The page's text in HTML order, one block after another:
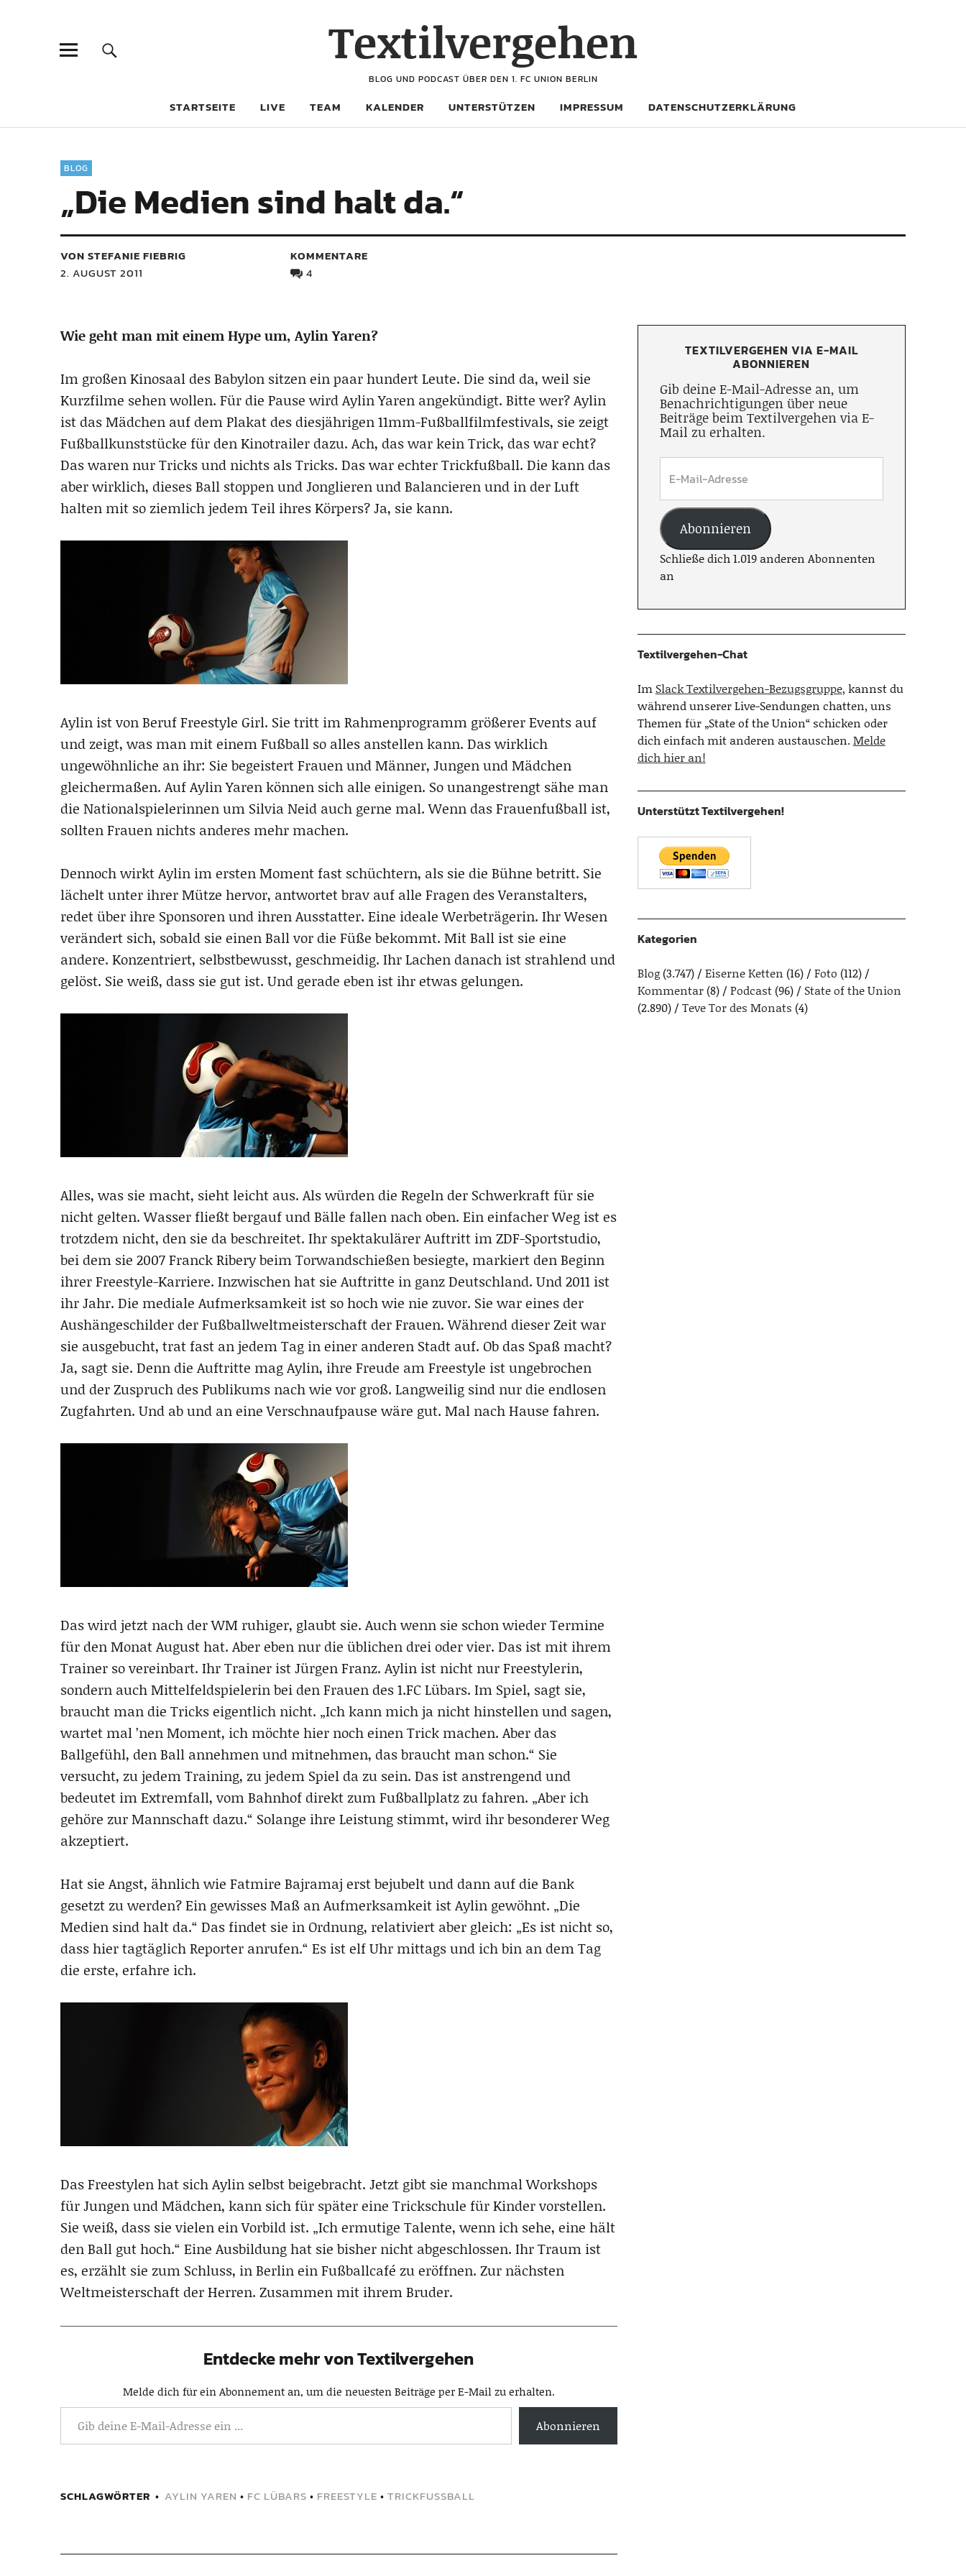
Textilvergehen
BLOG UND PODCAST ÜBER DEN 1. FC UNION BERLIN
STARTSEITE LIVE TEAM KALENDER UNTERSTÜTZEN IMPRESSUM DATENSCHUTZERKLÄRUNG
BLOG
„Die Medien sind halt da.“
VON STEFANIE FIEBRIG
2. AUGUST 2011
KOMMENTARE
4
Wie geht man mit einem Hype um, Aylin Yaren?
Im großen Kinosaal des Babylon sitzen ein paar hundert Leute. Die sind da, weil sie
Kurzfilme sehen wollen. Für die Pause wird Aylin Yaren angekündigt. Bitte wer? Aylin
ist das Mädchen auf dem Plakat des diesjährigen 11mm-Fußballfilmfestivals, sie zeigt
Fußballkunststücke für den Kinotrailer dazu. Ach, das war kein Trick, das war echt?
Das waren nur Tricks und nichts als Tricks. Das war echter Trickfußball. Die kann das
aber wirklich, dieses Ball stoppen und Jonglieren und Balancieren und in der Luft
halten mit so ziemlich jedem Teil ihres Körpers? Ja, sie kann.
Aylin ist von Beruf Freestyle Girl. Sie tritt im Rahmenprogramm größerer Events auf
und zeigt, was man mit einem Fußball so alles anstellen kann. Das wirklich
ungewöhnliche an ihr: Sie begeistert Frauen und Männer, Jungen und Mädchen
gleichermaßen. Auf Aylin Yaren können sich alle einigen. So unangestrengt sähe man
die Nationalspielerinnen um Silvia Neid auch gerne mal. Wenn das Frauenfußball ist,
sollten Frauen nichts anderes mehr machen.
Dennoch wirkt Aylin im ersten Moment fast schüchtern, als sie die Bühne betritt. Sie
lächelt unter ihrer Mütze hervor, antwortet brav auf alle Fragen des Veranstalters,
redet über ihre Sponsoren und ihren Ausstatter. Eine ideale Werbeträgerin. Ihr Wesen
verändert sich, sobald sie einen Ball vor die Füße bekommt. Mit Ball ist sie eine
andere. Konzentriert, selbstbewusst, geschmeidig. Ihr Lachen danach ist strahlend und
gelöst. Sie weiß, dass sie gut ist. Und gerade eben ist ihr etwas gelungen.
Alles, was sie macht, sieht leicht aus. Als würden die Regeln der Schwerkraft für sie
nicht gelten. Wasser fließt bergauf und Bälle fallen nach oben. Ein einfacher Weg ist es
trotzdem nicht, den sie da beschreitet. Ihr spektakulärer Auftritt im ZDF-Sportstudio,
bei dem sie 2007 Franck Ribery beim Torwandschießen besiegte, markiert den Beginn
ihrer Freestyle-Karriere. Inzwischen hat sie Auftritte in ganz Deutschland. Und 2011 ist
ihr Jahr. Die mediale Aufmerksamkeit ist so hoch wie nie zuvor. Sie war eines der
Aushängeschilder der Fußballweltmeisterschaft der Frauen. Während dieser Zeit war
sie ausgebucht, trat fast an jedem Tag in einer anderen Stadt auf. Ob das Spaß macht?
Ja, sagt sie. Denn die Auftritte mag Aylin, ihre Freude am Freestyle ist ungebrochen
und der Zuspruch des Publikums nach wie vor groß. Langweilig sind nur die endlosen
Zugfahrten. Und ab und an eine Verschnaufpause wäre gut. Mal nach Hause fahren.
Das wird jetzt nach der WM ruhiger, glaubt sie. Auch wenn sie schon wieder Termine
für den Monat August hat. Aber eben nur die üblichen drei oder vier. Das ist mit ihrem
Trainer so vereinbart. Ihr Trainer ist Jürgen Franz. Aylin ist nicht nur Freestylerin,
sondern auch Mittelfeldspielerin bei den Frauen des 1.FC Lübars. Im Spiel, sagt sie,
braucht man die Tricks eigentlich nicht. „Ich kann mich ja nicht hinstellen und sagen,
wartet mal ’nen Moment, ich möchte hier noch einen Trick machen. Aber das
Ballgefühl, den Ball annehmen und mitnehmen, das braucht man schon.“ Sie
versucht, zu jedem Training, zu jedem Spiel da zu sein. Das ist anstrengend und
bedeutet im Extremfall, vom Bahnhof direkt zum Fußballplatz zu fahren. „Aber ich
gehöre zur Mannschaft dazu.“ Solange ihre Leistung stimmt, wird ihr besonderer Weg
akzeptiert.
Hat sie Angst, ähnlich wie Fatmire Bajramaj erst bejubelt und dann auf die Bank
gesetzt zu werden? Ein gewisses Maß an Aufmerksamkeit ist Aylin gewöhnt. „Die
Medien sind halt da.“ Das findet sie in Ordnung, relativiert aber gleich: „Es ist nicht so,
dass hier tagtäglich Reporter anrufen.“ Es ist elf Uhr mittags und ich bin an dem Tag
die erste, erfahre ich.
Das Freestylen hat sich Aylin selbst beigebracht. Jetzt gibt sie manchmal Workshops
für Jungen und Mädchen, kann sich für später eine Trickschule für Kinder vorstellen.
Sie weiß, dass sie vielen ein Vorbild ist. „Ich ermutige Talente, wenn ich sehe, eine hält
den Ball gut hoch.“ Eine Ausbildung hat sie bisher nicht abgeschlossen. Ihr Traum ist
es, erzählt sie zum Schluss, in Berlin ein Fußballcafé zu eröffnen. Zur nächsten
Weltmeisterschaft der Herren. Zusammen mit ihrem Bruder.
Entdecke mehr von Textilvergehen
Melde dich für ein Abonnement an, um die neuesten Beiträge per E-Mail zu erhalten.
Abonnieren
SCHLAGWÖRTER AYLIN YAREN • FC LÜBARS • FREESTYLE • TRICKFUSSBALL
TEXTILVERGEHEN VIA E-MAIL
ABONNIEREN
Gib deine E-Mail-Adresse an, um
Benachrichtigungen über neue
Beiträge beim Textilvergehen via E-
Mail zu erhalten.
Abonnieren
Schließe dich 1.019 anderen Abonnenten
an
Textilvergehen-Chat
Im Slack Textilvergehen-Bezugsgruppe, kannst du
während unserer Live-Sendungen chatten, uns
Themen für „State of the Union“ schicken oder
dich einfach mit anderen austauschen.Melde
dich hier an!
Unterstützt Textilvergehen!
Kategorien
Blog(3.747) Eiserne Ketten (16) Foto (112)
Kommentar(8) Podcast(96)
State of the Union
(2.890)
Teve Tor des Monats (4)